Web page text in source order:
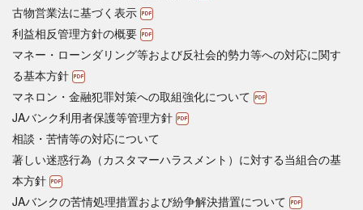
古物営業法に基づく表示
利益相反管理方針の概要
マネー・ローンダリング等および反社会的勢力等への対応に関す
る基本方針
マネロン・金融犯罪対策への取組強化について
JAバンク利用者保護等管理方針
相談・苦情等の対応について
著しい迷惑行為（カスタマーハラスメント）に対する当組合の基
本方針
JAバンクの苦情処理措置および紛争解決措置について